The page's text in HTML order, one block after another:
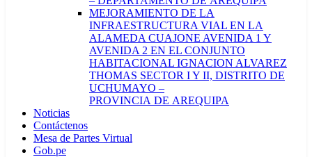
MEJORAMIENTO DE LA
INFRAESTRUCTURA VIAL EN LA
ALAMEDA CUAJONE AVENIDA 1 Y
AVENIDA 2 EN EL CONJUNTO
HABITACIONAL IGNACION ALVAREZ
THOMAS SECTOR I Y II, DISTRITO DE
UCHUMAYO –
PROVINCIA DE AREQUIPA
Noticias
Contáctenos
Mesa de Partes Virtual
Gob.pe